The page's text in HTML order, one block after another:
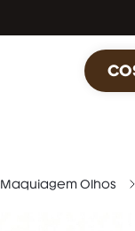
Maquiagem Olhos